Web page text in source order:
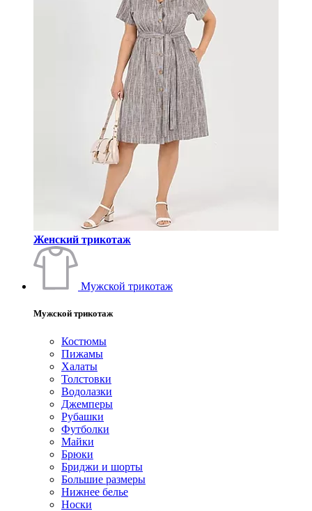
Женский трикотаж
Мужской трикотаж
Мужской трикотаж
Костюмы
Пижамы
Халаты
Толстовки
Водолазки
Джемперы
Рубашки
Футболки
Майки
Брюки
Бриджи и шорты
Большие размеры
Нижнее белье
Носки